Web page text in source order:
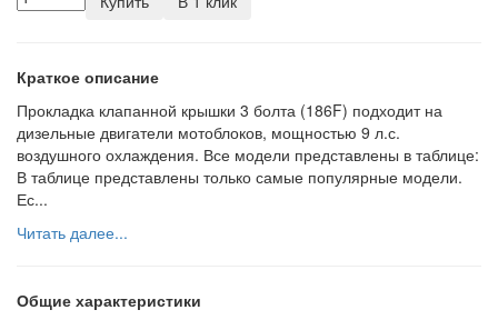
Краткое описание
Прокладка клапанной крышки 3 болта (186F) подходит на
дизельные двигатели мотоблоков, мощностью 9 л.с.
воздушного охлаждения. Все модели представлены в таблице:
В таблице представлены только самые популярные модели.
Ес...
Читать далее...
Общие характеристики